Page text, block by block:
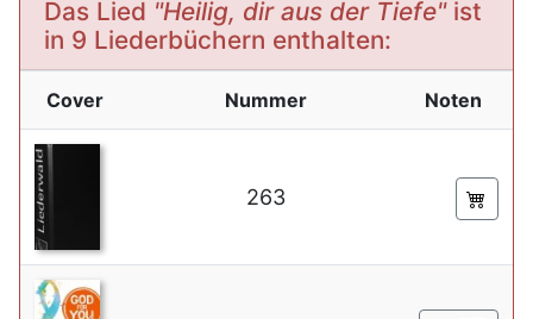
Das Lied "Heilig, dir aus der Tiefe"ist
in 9 Liederbüchern enthalten:
Cover Nummer Noten
263